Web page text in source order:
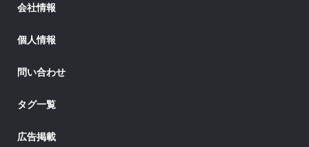
会社情報
個人情報
問い合わせ
タグ一覧
広告掲載